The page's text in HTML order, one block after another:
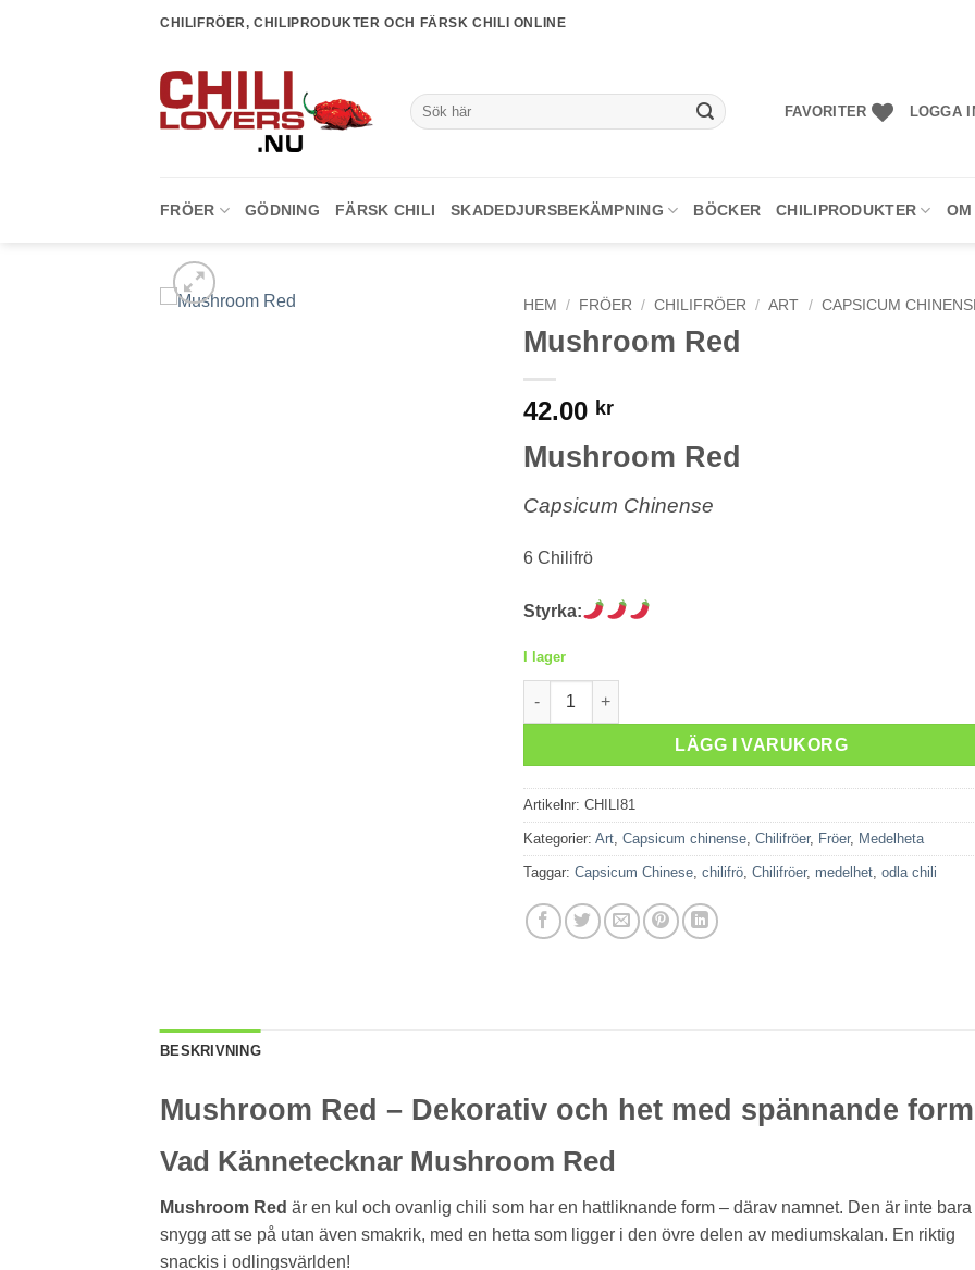
CHILIFRÖER, CHILIPRODUKTER OCH FÄRSK CHILI ONLINE
Sök
efter:
FAVORITER LOGGA
FRÖER GÖDNING FÄRSK CHILI SKADEDJURSBEKÄMPNING BÖCKER CHILIPRODUKTER OM
HEM / FRÖER / CHILIFRÖER / ART / CAPSICUM
Mushroom Red
42.00 kr
Mushroom Red
Capsicum Chinense
6 Chilifrö
Styrka:
I lager
Mushroom Red mängd
LÄGG I VARUKORG
Artikelnr: CHILI81
Kategorier: Art, Capsicum chinense, Chilifröer, Fröer, Medelheta
Taggar: Capsicum Chinese, chilifrö, Chilifröer, medelhet, odla chili
BESKRIVNING
Mushroom Red – Dekorativ och het med spännande form
Vad Kännetecknar Mushroom Red
Mushroom Red är en kul och ovanlig chili som har en hattliknande form – därav namnet. Den är inte bara
snygg att se på utan även smakrik, med en hetta som ligger i den övre delen av mediumskalan. En riktig
snackis i odlingsvärlden!